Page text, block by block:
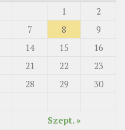
FELMÉRÉS
Szept. »
1
2
7 8
9
14 15
16
21 22
23
28 29
30